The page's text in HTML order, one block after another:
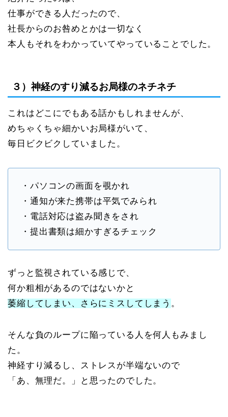
仕事ができる人だったので、
社長からのお咎めとかは一切なく
本人もそれをわかっていてやっていることでした。
３）神経のすり減るお局様のネチネチ
これはどこにでもある話かもしれませんが、
めちゃくちゃ細かいお局様がいて、
毎日ビクビクしていました。
・パソコンの画面を覗かれ
・通知が来た携帯は平気でみられ
・電話対応は盗み聞きをされ
・提出書類は細かすぎるチェック
ずっと監視されている感じで、
何か粗相があるのではないかと
萎縮してしまい、さらにミスしてしまう 。
そんな負のループに陥っている人を何人もみまし
た。
神経すり減るし、ストレスが半端ないので
「あ、無理だ。」と思ったのでした。